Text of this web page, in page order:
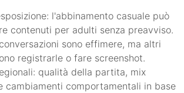
l'abbinamento casuale può
contenuti per adulti senza preavviso.
sono effimere, ma altri
registrarle o fare screenshot.
qualità della partita, mix
cambiamenti comportamentali in base